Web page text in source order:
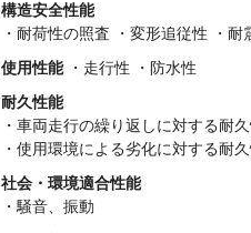
構造安全性能
・耐荷性の照査 ・変形追従性 ・耐
使用性能・走行性 ・防水性
耐久性能
・車両走行の繰り返しに対する耐
・使用環境による劣化に対する耐
社会・環境適合性能
・騒音、振動